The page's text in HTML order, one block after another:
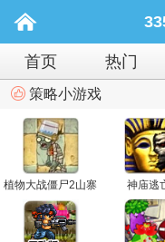
首页 热门
策略小游戏
植物大战僵尸2山寨
版
神庙逃